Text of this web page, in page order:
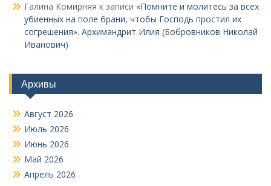
Галина Комирняя к записи «Помните и молитесь за всех
убиенных на поле брани, чтобы Господь простил их
согрешения». Архимандрит Илия (Бобровников Николай
Иванович)
Архивы
Август 2026
Июль 2026
Июнь 2026
Май 2026
Апрель 2026